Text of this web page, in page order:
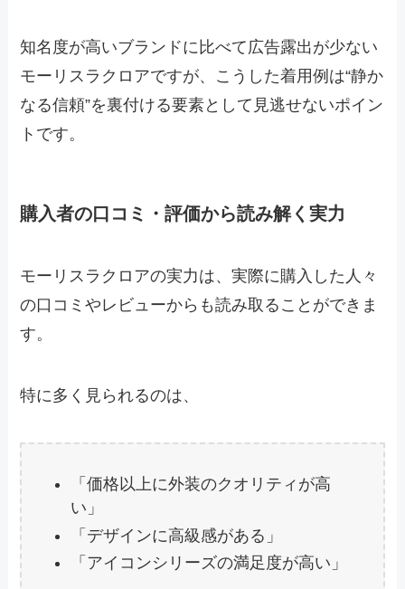
知名度が高いブランドに比べて広告露出が少ない
モーリスラクロアですが、こうした着用例は“静か
なる信頼”を裏付ける要素として見逃せないポイン
トです。
購入者の口コミ・評価から読み解く実力
モーリスラクロアの実力は、実際に購入した人々
の口コミやレビューからも読み取ることができま
す。
特に多く見られるのは、
「価格以上に外装のクオリティが高
い」
「デザインに高級感がある」
「アイコンシリーズの満足度が高い」